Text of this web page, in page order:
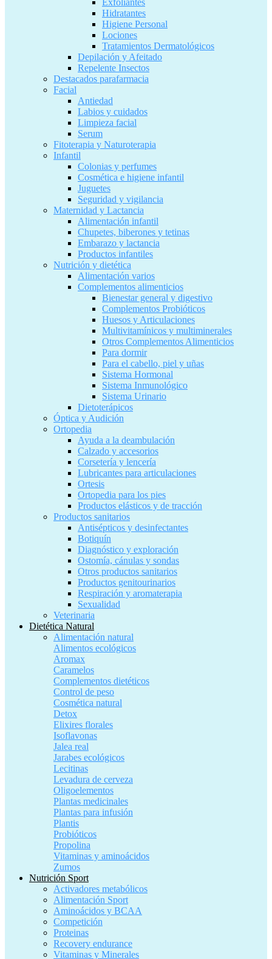
Exfoliantes
Hidratantes
Higiene Personal
Lociones
Tratamientos Dermatológicos
Depilación y Afeitado
Repelente Insectos
Destacados parafarmacia
Facial
Antiedad
Labios y cuidados
Limpieza facial
Serum
Fitoterapia y Naturoterapia
Infantil
Colonias y perfumes
Cosmética e higiene infantil
Juguetes
Seguridad y vigilancia
Maternidad y Lactancia
Alimentación infantil
Chupetes, biberones y tetinas
Embarazo y lactancia
Productos infantiles
Nutrición y dietética
Alimentación varios
Complementos alimenticios
Bienestar general y digestivo
Complementos Probióticos
Huesos y Articulaciones
Multivitamínicos y multiminerales
Otros Complementos Alimenticios
Para dormir
Para el cabello, piel y uñas
Sistema Hormonal
Sistema Inmunológico
Sistema Urinario
Dietoterápicos
Óptica y Audición
Ortopedia
Ayuda a la deambulación
Calzado y accesorios
Corsetería y lencería
Lubricantes para articulaciones
Ortesis
Ortopedia para los pies
Productos elásticos y de tracción
Productos sanitarios
Antisépticos y desinfectantes
Botiquín
Diagnóstico y exploración
Ostomía, cánulas y sondas
Otros productos sanitarios
Productos genitourinarios
Respiración y aromaterapia
Sexualidad
Veterinaria
Dietética Natural
Alimentación natural
Alimentos ecológicos
Aromax
Caramelos
Complementos dietéticos
Control de peso
Cosmética natural
Detox
Elixires florales
Isoflavonas
Jalea real
Jarabes ecológicos
Lecitinas
Levadura de cerveza
Oligoelementos
Plantas medicinales
Plantas para infusión
Plantis
Probióticos
Propolina
Vitaminas y aminoácidos
Zumos
Nutrición Sport
Activadores metabólicos
Alimentación Sport
Aminoácidos y BCAA
Competición
Proteinas
Recovery endurance
Vitaminas y Minerales